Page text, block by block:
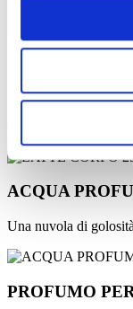
LATTE
olio di mandorle ,
ACQUA
Una nuvola di
PROFUMO